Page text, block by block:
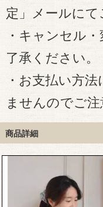
定」メールに
・キャンセル
了承ください。
・お支払い方
ませんのでご注
商品詳細